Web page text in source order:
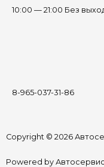
10:00 — 21:00 Без
8-965-037-31-86
Copyright © 2026
Powered by